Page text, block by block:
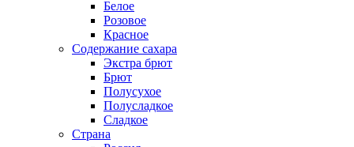
Белое
Розовое
Красное
Содержание сахара
Экстра брют
Брют
Полусухое
Полусладкое
Сладкое
Страна